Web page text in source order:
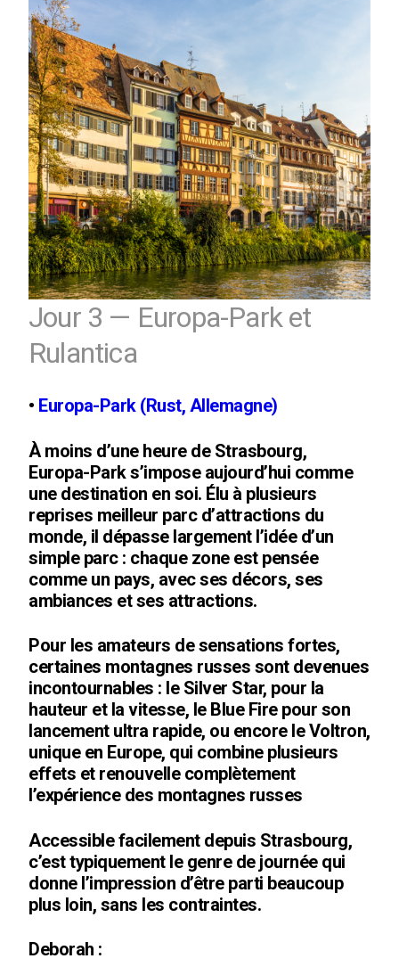
Jour 3 — Europa-Park et
Rulantica
• Europa-Park (Rust, Allemagne)
À moins d’une heure de Strasbourg,
Europa-Park s’impose aujourd’hui comme
une destination en soi. Élu à plusieurs
reprises meilleur parc d’attractions du
monde, il dépasse largement l’idée d’un
simple parc : chaque zone est pensée
comme un pays, avec ses décors, ses
ambiances et ses attractions.
Pour les amateurs de sensations fortes,
certaines montagnes russes sont devenues
incontournables : le Silver Star, pour la
hauteur et la vitesse, le Blue Fire pour son
lancement ultra rapide, ou encore le Voltron,
unique en Europe, qui combine plusieurs
effets et renouvelle complètement
l’expérience des montagnes russes
Accessible facilement depuis Strasbourg,
c’est typiquement le genre de journée qui
donne l’impression d’être parti beaucoup
plus loin, sans les contraintes.
Deborah :